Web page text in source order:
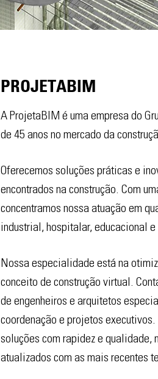
PROJETABIM
A ProjetaBIM é uma empresa do
de 45 anos no mercado da
Oferecemos soluções práticas e
encontrados na construção. Com
concentramos nossa atuação em
industrial, hospitalar, educacional
Nossa especialidade está na
conceito de construção virtual.
de engenheiros e arquitetos
coordenação e projetos
soluções com rapidez e qualidade,
atualizados com as mais recentes